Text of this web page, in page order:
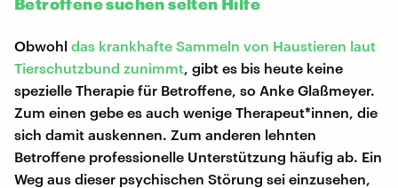
Obwohl das krankhafte Sammeln von Haustieren laut
Tierschutzbund zunimmt , gibt es bis heute keine
spezielle Therapie für Betroffene, so Anke Glaßmeyer.
Zum einen gebe es auch wenige Therapeut*innen, die
sich damit auskennen. Zum anderen lehnten
Betroffene professionelle Unterstützung häufig ab. Ein
Weg aus dieser psychischen Störung sei einzusehen,